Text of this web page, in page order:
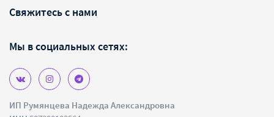
Свяжитесь с нами
Мы в социальных сетях:
ИП Румянцева Надежда Александровна